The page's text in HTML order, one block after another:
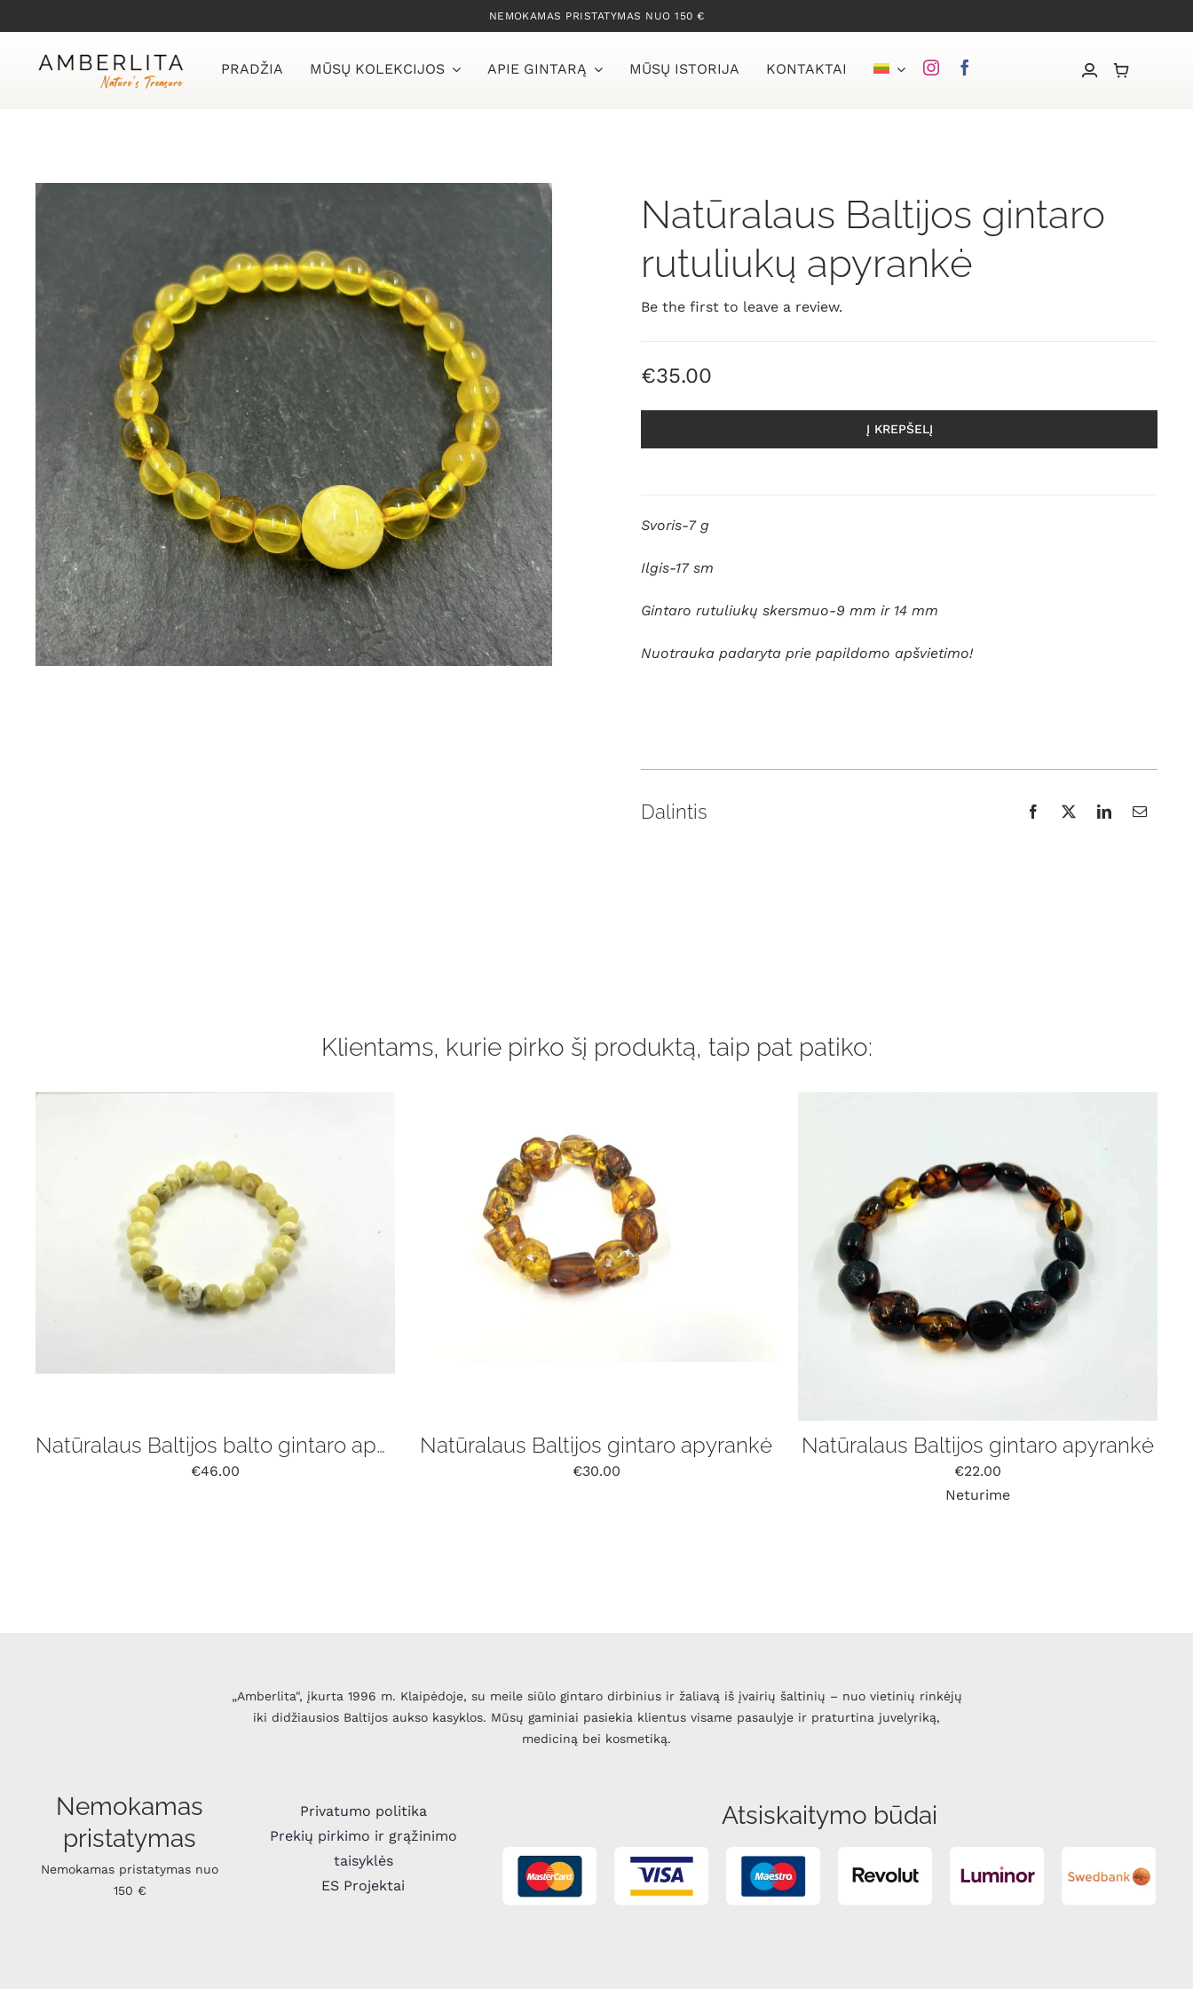
to
content
NEMOKAMAS PRISTATYMAS NUO 150 €
PRADŽIA MŪSŲ KOLEKCIJOS APIE GINTARĄ MŪSŲ ISTORIJA KONTAKTAI
Natūralaus Baltijos gintaro
rutuliukų apyrankė
Be the first to leave a review.
€35.00
Į KREPŠELĮ
Svoris-7 g
Ilgis-17 sm
Gintaro rutuliukų skersmuo-9 mm ir 14 mm
Nuotrauka padaryta prie papildomo apšvietimo!
Dalintis
Klientams, kurie pirko šį produktą, taip pat patiko:
Natūralaus Baltijos balto gintaro apyrankė
€46.00
Natūralaus Baltijos gintaro apyrankė
€30.00
Natūralaus Baltijos gintaro apyrankė
€22.00
Neturime
„Amberlita", įkurta 1996 m. Klaipėdoje, su meile siūlo gintaro dirbinius ir žaliavą iš įvairių šaltinių – nuo vietinių rinkėjų
iki didžiausios Baltijos aukso kasyklos. Mūsų gaminiai pasiekia klientus visame pasaulyje ir praturtina juvelyriką,
mediciną bei kosmetiką.
Nemokamas
pristatymas
Nemokamas pristatymas nuo
150 €
Privatumo politika
Prekių pirkimo ir grąžinimo
taisyklės
ES Projektai
Atsiskaitymo būdai